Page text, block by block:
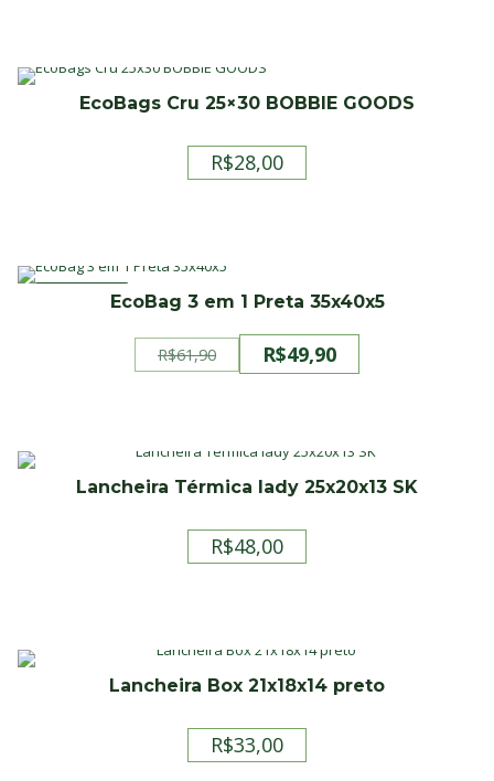
EcoBags Cru 25×30 BOBBIE GOODS
R$28,00
PROMOÇÃOEcoBag 3 em 1 Preta 35x40x5
R$61,90
R$61,90.
R$49,90
R$49,90.
Lancheira Térmica lady 25x20x13 SK
R$48,00
Lancheira Box 21x18x14 preto
R$33,00